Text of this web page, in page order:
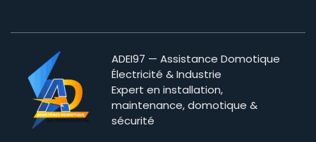
ADEI97 — Assistance Domotique
Électricité & Industrie
Expert en installation,
maintenance, domotique &
sécurité